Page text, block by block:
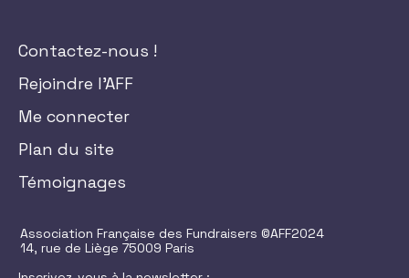
Contactez-nous !
Rejoindre l'AFF
Me connecter
Plan du site
Témoignages
Association Française des Fundraisers ©AFF2024
14, rue de Liège 75009 Paris